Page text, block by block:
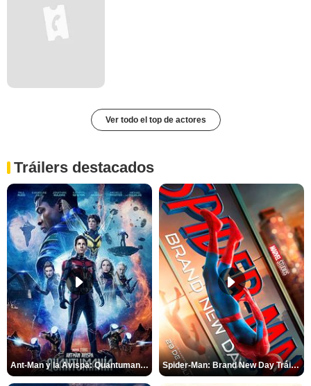
Ver todo el top de actores
Tráilers destacados
Ant-Man y la Avispa: Quantumanía Tráiler (2) Spider-Man: Brand New Day Tráiler (3)